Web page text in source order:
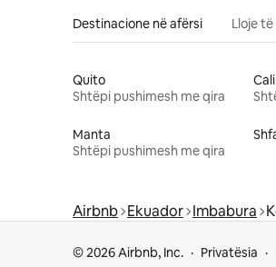
Destinacione në afërsi Lloje
Quito
Shtëpi pushimesh me qira
Cali
Manta
Shtëpi pushimesh me qira
Airbnb Ekuador Imbabura
© 2026 Airbnb, Inc. Privatësia